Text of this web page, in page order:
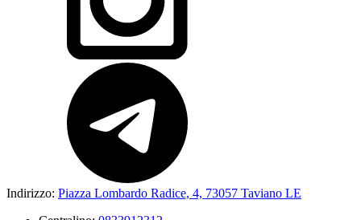
Indirizzo: Piazza Lombardo Radice, 4, 73057 Taviano LE